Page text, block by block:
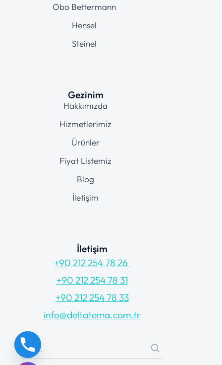
Obo Bettermann
Hensel
Steinel
Gezinim
Hakkımızda
Hizmetlerimiz
Ürünler
Fiyat Listemiz
Blog
İletişim
İletişim
+90 212 254 78 26
+90 212 254 78 31
+90 212 254 78 33
info@deltatema.com.tr